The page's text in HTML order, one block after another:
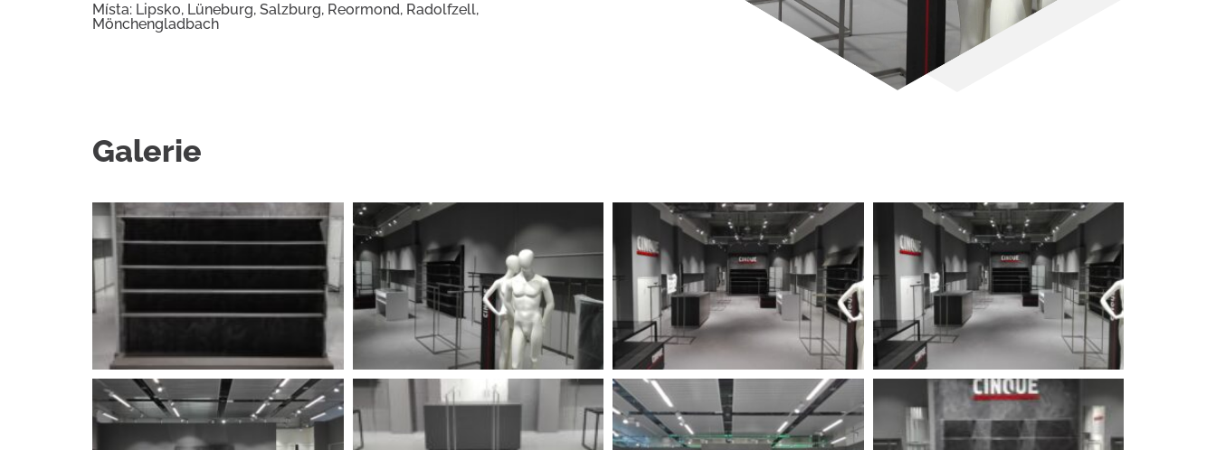
Místa: Lipsko, Lüneburg, Salzburg, Reormond, Radolfzell,
Mönchengladbach
Galerie